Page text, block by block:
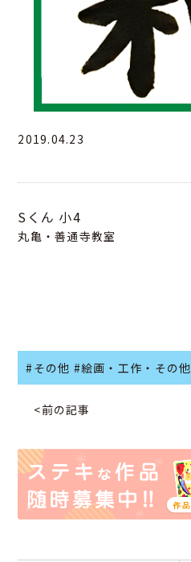
2019.04.23
Sくん 小4
丸亀・善通寺教室
#その他 #絵画・工作・その他
<前の記事